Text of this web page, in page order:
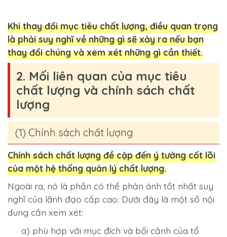
Khi thay đổi mục tiêu chất lượng, điều quan trọng
là phải suy nghĩ về những gì sẽ xảy ra nếu bạn
thay đổi chúng và xem xét những gì cần thiết.
2. Mối liên quan của mục tiêu
chất lượng và chính sách chất
lượng
(1) Chính sách chất lượng
Chính sách chất lượng đề cập đến ý tưởng cốt lõi
của một hệ thống quản lý chất lượng.
Ngoài ra, nó là phần có thể phản ánh tốt nhất suy
nghĩ của lãnh đạo cấp cao. Dưới đây là một số nội
dung cần xem xét:
a) phù hợp với mục đích và bối cảnh của tổ